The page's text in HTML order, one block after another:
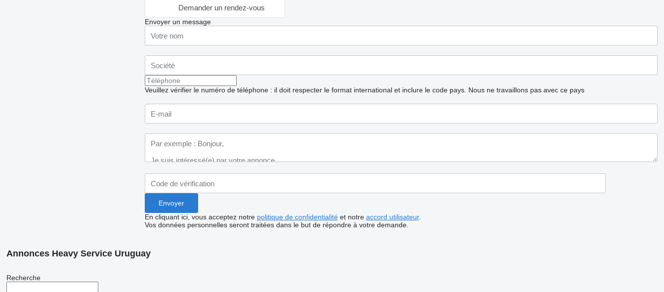
Demander un rendez-vous
Envoyer un message
Veuillez vérifier le numéro de téléphone : il doit respecter le format international et inclure le code pays. Nous ne travaillons pas avec ce pays
En cliquant ici, vous acceptez notre politique de confidentialitéet notre accord utilisateur.
Vos données personnelles seront traitées dans le but de répondre à votre demande.
Annonces Heavy Service Uruguay
Recherche